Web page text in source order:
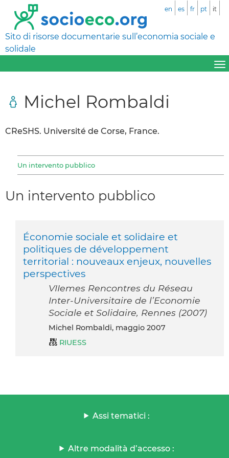
Sito di risorse documentarie sull’economia sociale e
solidale
en es fr pt it
Michel Rombaldi
CReSHS. Université de Corse, France.
Un intervento pubblico
Un intervento pubblico
Économie sociale et solidaire et
politiques de développement
territorial : nouveaux enjeux, nouvelles
perspectives
VIIemes Rencontres du Réseau
Inter-Universitaire de l’Economie
Sociale et Solidaire, Rennes (2007)
Michel Rombaldi, maggio 2007
RIUESS
Assi tematici :
Altre modalità d’accesso :